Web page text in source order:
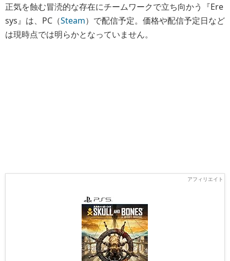
正気を蝕む冒涜的な存在にチームワークで立ち向かう『Ere
sys』は、PC（Steam）で配信予定。価格や配信予定日など
は現時点では明らかとなっていません。